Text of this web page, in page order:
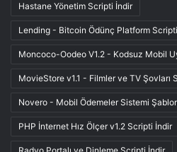
Hastane Yönetim Scripti İndir
Lending - Bitcoin Ödünç Platform
Moncoco-Oodeo V1.2 - Kodsuz Mobil
MovieStore v1.1 - Filmler ve TV Şovları
Novero - Mobil Ödemeler Sistemi
PHP İnternet Hız Ölçer v1.2 Scripti İndir